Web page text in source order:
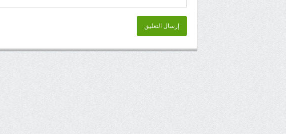
إرسال التعليق